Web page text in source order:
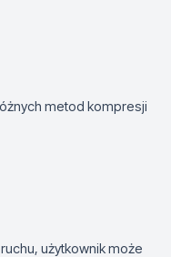
metod kompresji
użytkownik może